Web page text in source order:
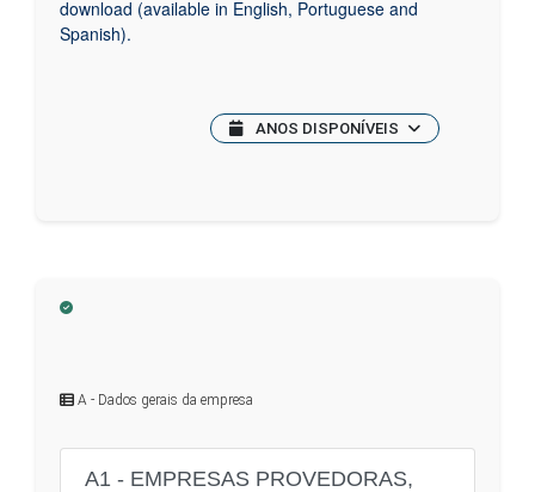
download (available in English, Portuguese and
Spanish).
ANOS DISPONÍVEIS
A - Dados gerais da empresa
A1 - EMPRESAS PROVEDORAS,